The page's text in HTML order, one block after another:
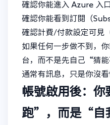
確認你能進入 Azure 入
確認你能看到訂閱（
確認計費/付款設定可見
如果任何一步做不到，
台，而不是先自己“猜
通常有訊息，只是你沒看
帳號啟用後：
跑”，而是“自